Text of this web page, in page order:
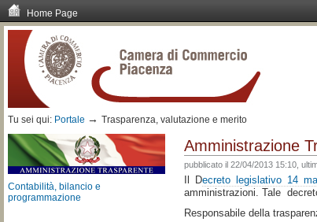
Home Page
contenuti.
Spostati
navigazione
Tu sei qui: Portale → Trasparenza, valutazione e merito
Contabilità, bilancio e
programmazione
Amministrazione
pubblicato il 22/04/2013 15:10,
Il Decreto legislativo 14
amministrazioni. Tale
Responsabile della